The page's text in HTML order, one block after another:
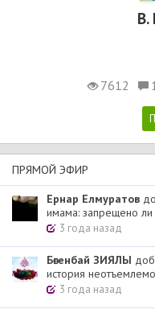
B.
7612
ПРЯМОЙ ЭФИР
Ернар Елмуратов
имама: запрещено ли
3 года назад
Бөгенбай ЗИЯЛЫ
история
3 года назад